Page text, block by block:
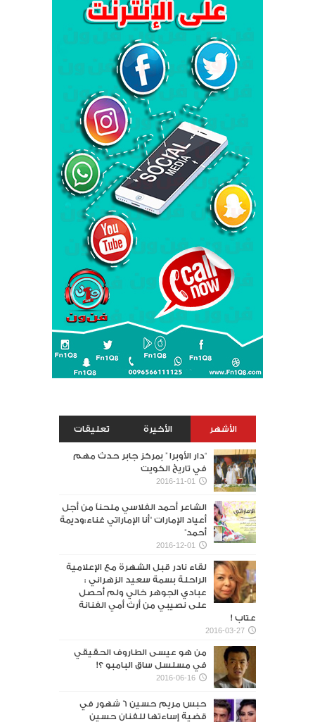
الأشهر الأخيرة تعليقات
“دار الأوبرا ” بمركز جابر حدث مهم
في تاريخ الكويت
2016-11-01
الشاعر أحمد الفلاسي ملحناً من أجل
أعياد الإمارات “أنا الإماراتي غناء:وديمة
أحمد”
2016-12-01
لقاء نادر قبل الشهرة مع الإعلامية
الراحلة بسمة سعيد الزهراني :
عبادي الجوهر خالي ولم أحصل
على نصيبي من أرث أمي الفنانة
عتاب !
2016-03-27
من هو عيسى الطاروف الحقيقي
في مسلسل ساق البامبو ؟!
2016-06-16
حبس مريم حسين 6 شهور في
قضية إساءتها للفنان حسين